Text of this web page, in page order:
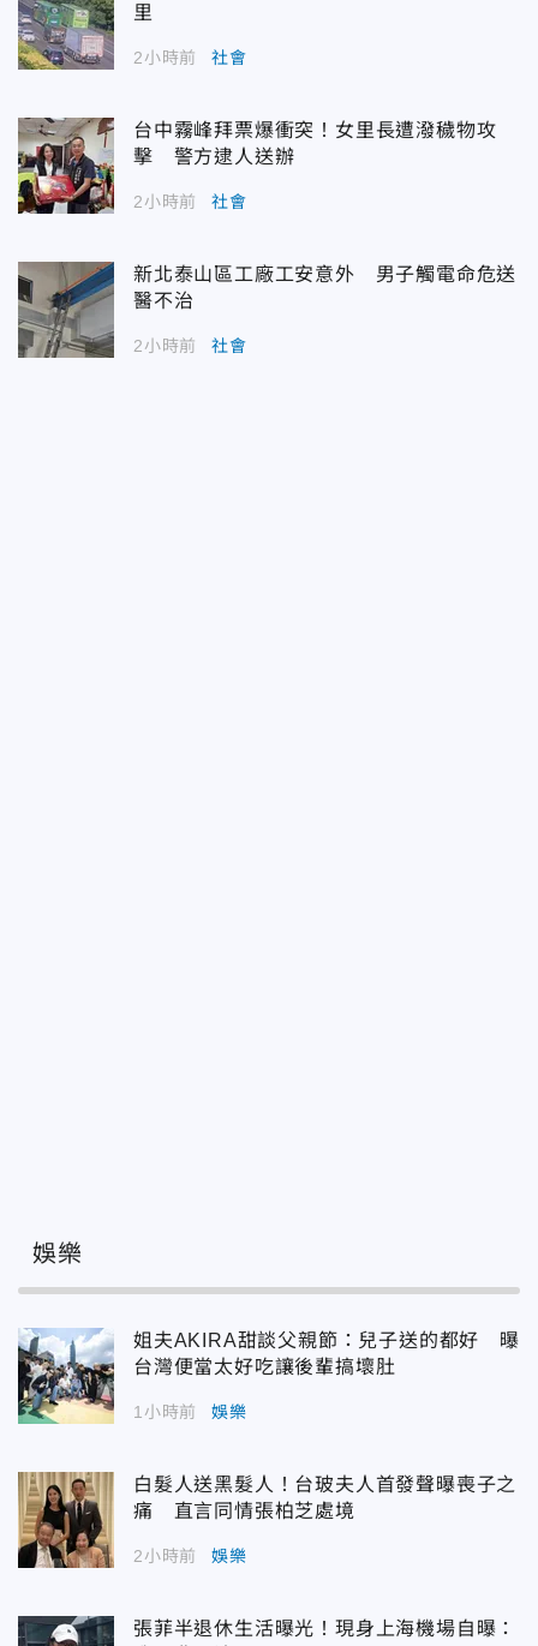
里
2小時前 社會
台中霧峰拜票爆衝突！女里長遭潑穢物攻
擊 警方逮人送辦
2小時前 社會
新北泰山區工廠工安意外 男子觸電命危送
醫不治
2小時前 社會
娛樂
姐夫AKIRA甜談父親節：兒子送的都好 曝
台灣便當太好吃讓後輩搞壞肚
1小時前 娛樂
白髮人送黑髮人！台玻夫人首發聲曝喪子之
痛 直言同情張柏芝處境
2小時前 娛樂
張菲半退休生活曝光！現身上海機場自曝：